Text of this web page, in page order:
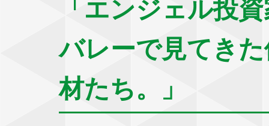
「エンジェル投
バレーで見てき
材たち。」